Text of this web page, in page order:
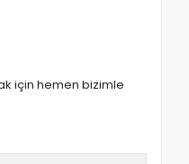
için hemen bizimle